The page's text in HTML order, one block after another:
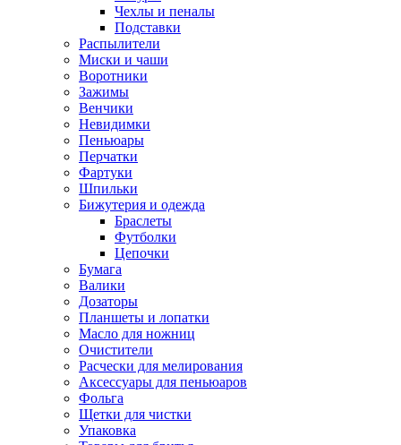
Чехлы и пеналы
Подставки
Распылители
Миски и чаши
Воротники
Зажимы
Венчики
Невидимки
Пеньюары
Перчатки
Фартуки
Шпильки
Бижутерия и одежда
Браслеты
Футболки
Цепочки
Бумага
Валики
Дозаторы
Планшеты и лопатки
Масло для ножниц
Очистители
Расчески для мелирования
Аксессуары для пеньюаров
Фольга
Щетки для чистки
Упаковка